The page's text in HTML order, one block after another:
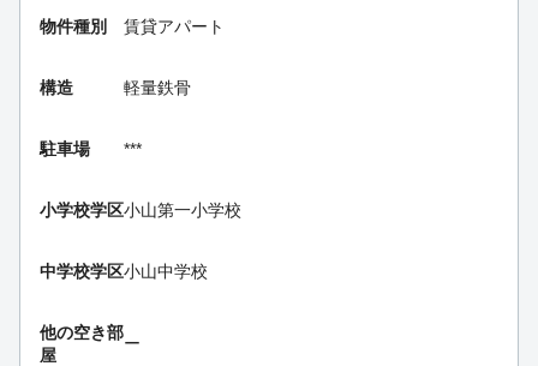
物件種別 賃貸アパート
構造 軽量鉄骨
駐車場 ***
小学校学区小山第一小学校
中学校学区小山中学校
他の空き部
屋
ー